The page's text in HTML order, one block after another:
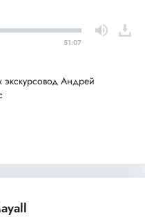
51:07
экскурсовод Андрей